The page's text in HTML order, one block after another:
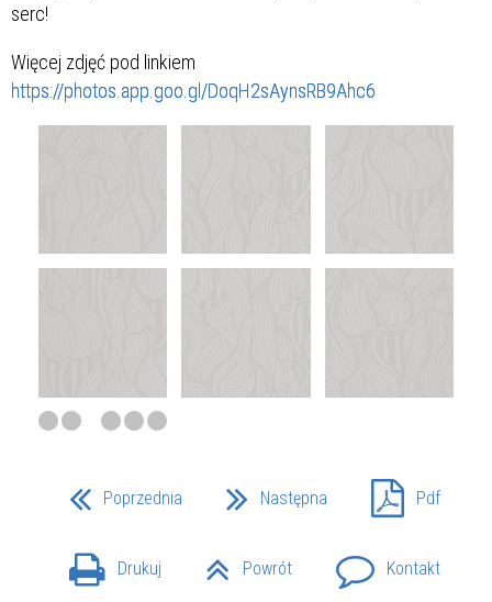
serc!
Więcej zdjęć pod linkiem
https://photos.app.goo.gl/DoqH2sAynsRB9Ahc6
Poprzednia Następna Pdf
Drukuj Powrót Kontakt